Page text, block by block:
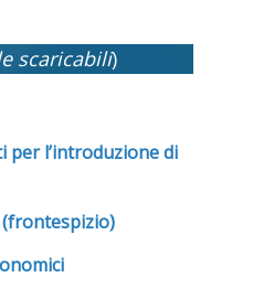
scaricabili)
per l’introduzione di